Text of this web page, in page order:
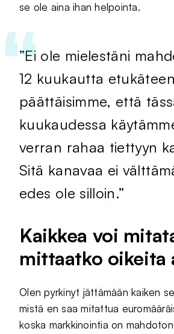
se ole aina ihan helpointa.
”Ei ole mielestäni
12 kuukautta etukäteen
päättäisimme, että
kuukaudessa
verran rahaa tiettyyn
Sitä kanavaa ei
edes ole silloin.”
Kaikkea voi
mittaatko oikeita
Olen pyrkinyt jättämään kaiken
mistä en saa mitattua
koska markkinointia on